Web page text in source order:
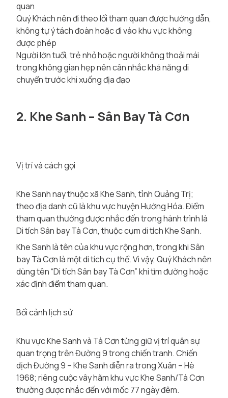
quan
Quý Khách nên đi theo lối tham quan được hướng dẫn,
không tự ý tách đoàn hoặc đi vào khu vực không
được phép
Người lớn tuổi, trẻ nhỏ hoặc người không thoải mái
trong không gian hẹp nên cân nhắc khả năng di
chuyển trước khi xuống địa đạo
2. Khe Sanh – Sân Bay Tà Cơn
Vị trí và cách gọi
Khe Sanh nay thuộc xã Khe Sanh, tỉnh Quảng Trị;
theo địa danh cũ là khu vực huyện Hướng Hóa. Điểm
tham quan thường được nhắc đến trong hành trình là
Di tích Sân bay Tà Cơn, thuộc cụm di tích Khe Sanh.
Khe Sanh là tên của khu vực rộng hơn, trong khi Sân
bay Tà Cơn là một di tích cụ thể. Vì vậy, Quý Khách nên
dùng tên “Di tích Sân bay Tà Cơn” khi tìm đường hoặc
xác định điểm tham quan.
Bối cảnh lịch sử
Khu vực Khe Sanh và Tà Cơn từng giữ vị trí quân sự
quan trọng trên Đường 9 trong chiến tranh. Chiến
dịch Đường 9 – Khe Sanh diễn ra trong Xuân – Hè
1968; riêng cuộc vây hãm khu vực Khe Sanh/Tà Cơn
thường được nhắc đến với mốc 77 ngày đêm.